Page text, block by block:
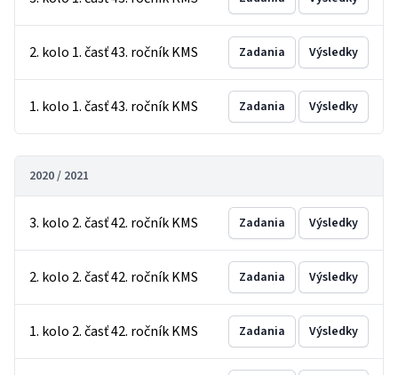
2. kolo 1. časť 43. ročník KMS Zadania Výsledky
1. kolo 1. časť 43. ročník KMS Zadania Výsledky
2020 / 2021
3. kolo 2. časť 42. ročník KMS Zadania Výsledky
2. kolo 2. časť 42. ročník KMS Zadania Výsledky
1. kolo 2. časť 42. ročník KMS Zadania Výsledky